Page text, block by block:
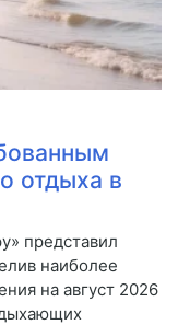
отдыха в
представил
наиболее
на август 2026